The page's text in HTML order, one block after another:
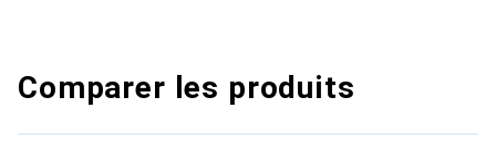
Comparer les produits